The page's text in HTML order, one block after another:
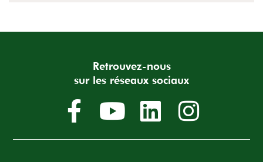
Retrouvez-nous
sur les réseaux sociaux